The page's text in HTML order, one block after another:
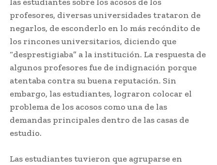
profesores, diversas universidades trataron de
negarlos, de esconderlo en lo más recóndito de
los rincones universitarios, diciendo que
“desprestigiaba” a la institución. La respuesta de
algunos profesores fue de indignación porque
atentaba contra su buena reputación. Sin
embargo, las estudiantes, lograron colocar el
problema de los acosos como una de las
demandas principales dentro de las casas de
estudio.
Las estudiantes tuvieron que agruparse en